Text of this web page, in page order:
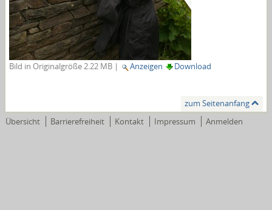
Bild in Originalgröße2.22 MB | Anzeigen Download
zum Seitenanfang
Übersicht
Barrierefreiheit Kontakt Impressum Anmelden